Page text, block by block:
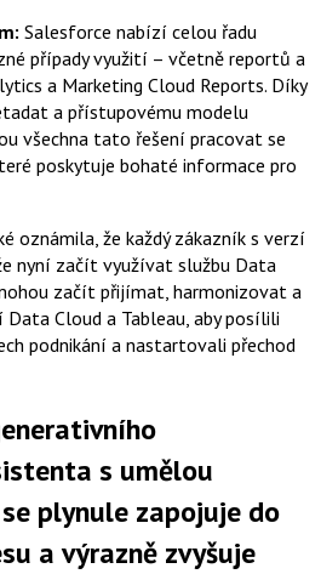
Salesforce nabízí celou řadu
případy využití – včetně reportů a
a Marketing Cloud Reports. Díky
a přístupovému modelu
všechna tato řešení pracovat se
poskytuje bohaté informace pro
oznámila, že každý zákazník s verzí
nyní začít využívat službu Data
začít přijímat, harmonizovat a
Cloud a Tableau, aby posílili
podnikání a nastartovali přechod
s umělou
plynule zapojuje do
a výrazně zvyšuje